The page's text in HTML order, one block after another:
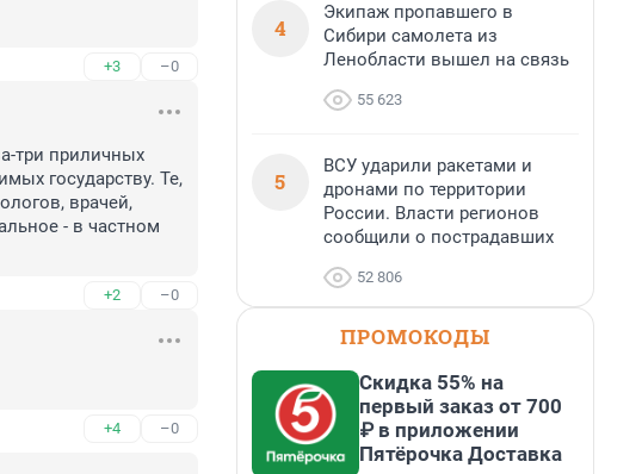
+3 –0
три приличных
государству. Те,
врачей,
- в частном
+2 –0
+4 –0
4
Экипаж пропавшего в
Сибири самолета из
Ленобласти вышел на связь
55 623
5
ВСУ ударили ракетами и
дронами по территории
России. Власти регионов
сообщили о пострадавших
52 806
ПРОМОКОДЫ
Скидка 55% на
первый заказ от 700
₽ в приложении
Пятёрочка Доставка